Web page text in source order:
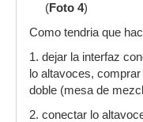
(Foto 4)
Como tendria que
1. dejar la interfaz
lo altavoces,
doble (mesa de
2. conectar lo